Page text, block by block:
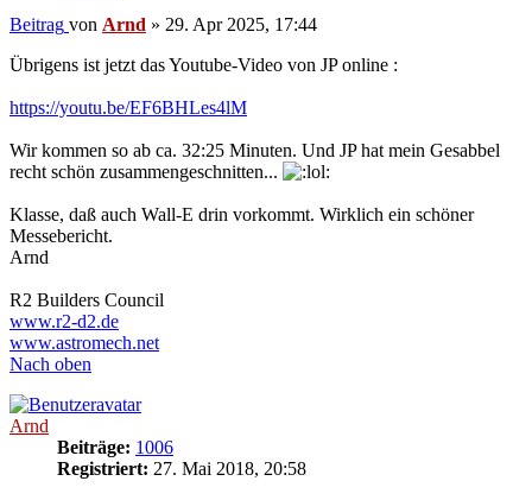
Beitrag von Arnd » 29. Apr 2025, 17:44
Übrigens ist jetzt das Youtube-Video von JP online :
https://youtu.be/EF6BHLes4lM
Wir kommen so ab ca. 32:25 Minuten. Und JP hat mein Gesabbel
recht schön zusammengeschnitten...
Klasse, daß auch Wall-E drin vorkommt. Wirklich ein schöner
Messebericht.
Arnd
R2 Builders Council
www.r2-d2.de
www.astromech.net
Nach oben
Arnd
Beiträge: 1006
Registriert: 27. Mai 2018, 20:58